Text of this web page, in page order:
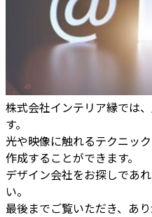
株式会社インテリア縁では
す。
光や映像に触れるテクニッ
作成することができます。
デザイン会社をお探しであ
い。
最後までご覧いただき、あ